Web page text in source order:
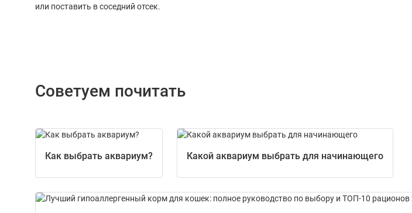
или поставить в соседний отсек.
Советуем почитать
Как выбрать аквариум? Какой аквариум выбрать для начинающего